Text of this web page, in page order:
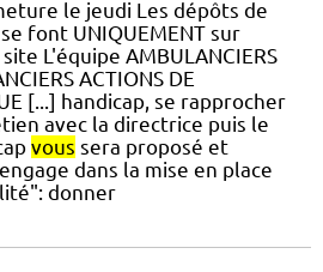
le jeudi Les dépôts de
font UNIQUEMENT sur
site L'équipe AMBULANCIERS
ACTIONS DE
[...] handicap, se rapprocher
avec la directrice puis le
vous sera proposé et
dans la mise en place
donner